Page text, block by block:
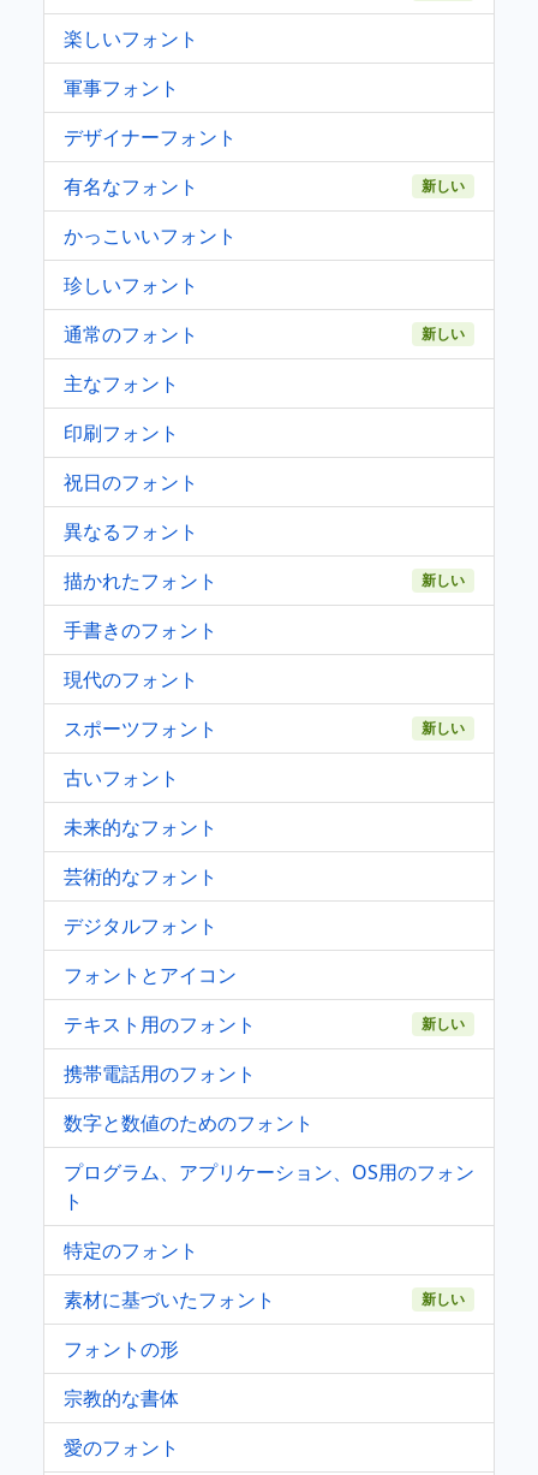
楽しいフォント
軍事フォント
デザイナーフォント
有名なフォント
新しい
かっこいいフォント
珍しいフォント
通常のフォント
新しい
主なフォント
印刷フォント
祝日のフォント
異なるフォント
描かれたフォント
新しい
手書きのフォント
現代のフォント
スポーツフォント
新しい
古いフォント
未来的なフォント
芸術的なフォント
デジタルフォント
フォントとアイコン
テキスト用のフォント
新しい
携帯電話用のフォント
数字と数値のためのフォント
プログラム、アプリケーション、OS用のフォン
ト
特定のフォント
素材に基づいたフォント
新しい
フォントの形
宗教的な書体
愛のフォント